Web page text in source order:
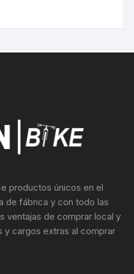
productos únicos en el
de fábrica y con todo las
ventajas de comprar local y
y cargos extras al comprar